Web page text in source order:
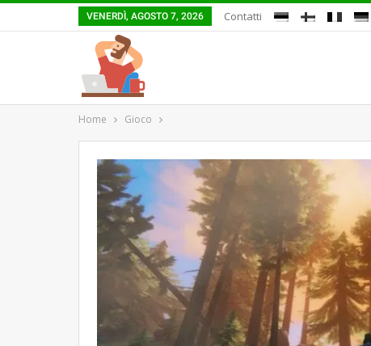
VENERDÌ, AGOSTO 7, 2026 Contatti
Home Gioco